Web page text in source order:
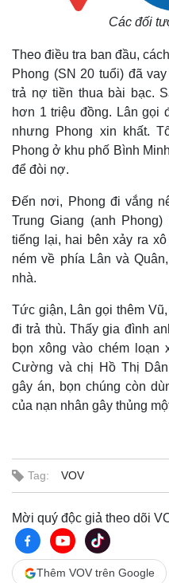
Quan sát
Các đối
Theo điều tra ban đầu,
Phong (SN 20 tuổi) đã
trả nợ tiền thua bài bạc.
hơn 1 triệu đồng. Lân gọi
nhưng Phong xin khất.
Phong ở khu phố Bình
để đòi nợ.
Đến nơi, Phong đi vắng
Trung Giang (anh
tiếng lại, hai bên xảy ra
ném về phía Lân và
nhà.
Tức giận, Lân gọi thêm
đi trả thù. Thấy gia đình
bọn xông vào chém loạn
Cường và chị Hồ Thị
gây án, bọn chúng còn
của nạn nhân gây thủng
Tag: VOV
Mời quý độc giả theo dõi
Thêm VOV trên Google